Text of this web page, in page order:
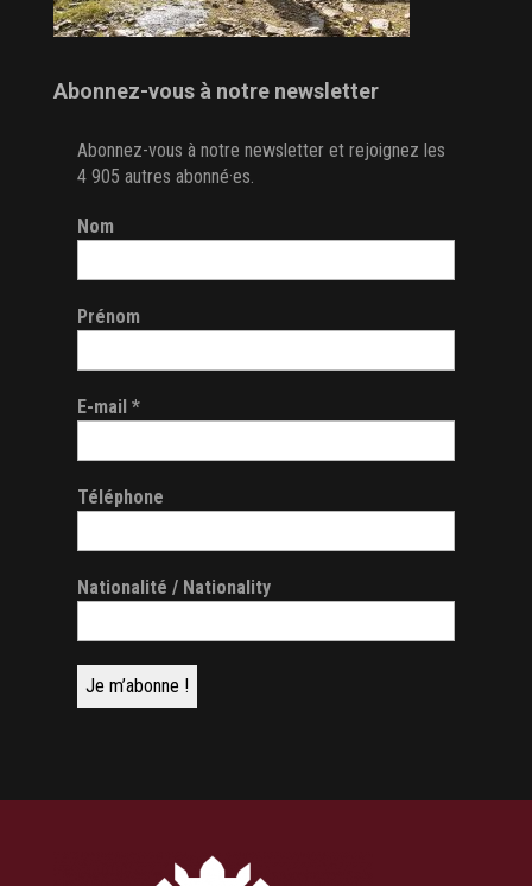
Abonnez-vous à notre newsletter
Abonnez-vous à notre newsletter et rejoignez les
4 905 autres abonné·es.
Nom
Prénom
E-mail *
Téléphone
Nationalité / Nationality